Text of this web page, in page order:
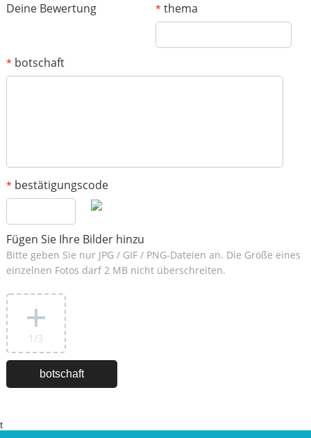
Deine Bewertung * thema
* botschaft
* bestätigungscode
Fügen Sie Ihre Bilder hinzu
Bitte geben Sie nur JPG / GIF / PNG-Dateien an. Die Größe eines
einzelnen Fotos darf 2 MB nicht überschreiten.
1 /3
t